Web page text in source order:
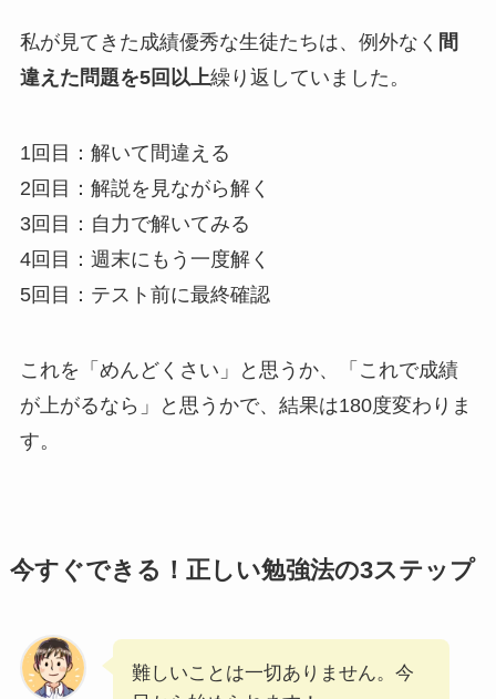
私が見てきた成績優秀な生徒たちは、例外なく 間
違えた問題を5回以上繰り返していました。
1回目：解いて間違える
2回目：解説を見ながら解く
3回目：自力で解いてみる
4回目：週末にもう一度解く
5回目：テスト前に最終確認
これを「めんどくさい」と思うか、「これで成績
が上がるなら」と思うかで、結果は180度変わりま
す。
今すぐできる！正しい勉強法の3ステップ
難しいことは一切ありません。今